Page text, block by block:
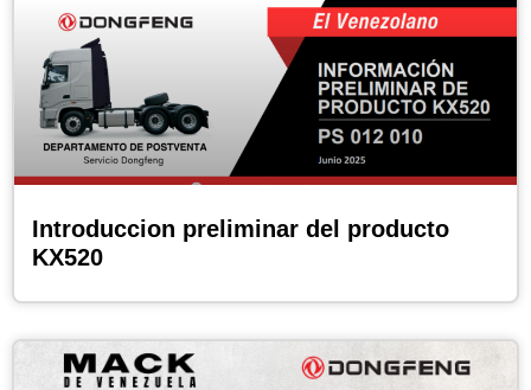
Introduccion preliminar del producto
KX520